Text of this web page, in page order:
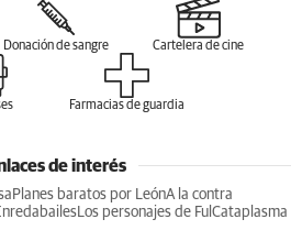
Donación de sangre Cartelera de cine
Farmacias de guardia
de interés
Planes baratos por LeónA la contra
Los personajes de Ful Cataplasma